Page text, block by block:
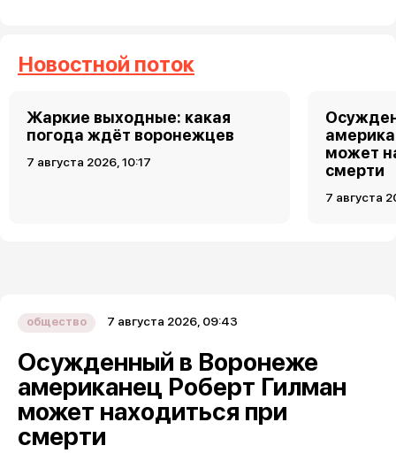
Новостной поток
Жаркие выходные: какая
погода ждёт воронежцев
7 августа 2026, 10:17
может
смерти
7 августа
общество 7 августа 2026, 09:43
Осужденный в Воронеже
американец Роберт Гилман
может находиться при
смерти